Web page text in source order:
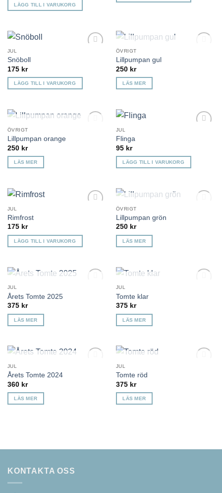
LÄGG TILL I VARUKORG
JUL
Snöboll
175 kr
LÄGG TILL I VARUKORG
ÖVRIGT
Lillpumpan gul
250 kr
LÄS MER
ÖVRIGT
Lillpumpan orange
250 kr
LÄS MER
JUL
Flinga
95 kr
LÄGG TILL I VARUKORG
JUL
Rimfrost
175 kr
LÄGG TILL I VARUKORG
ÖVRIGT
Lillpumpan grön
250 kr
LÄS MER
JUL
Årets Tomte 2025
375 kr
LÄS MER
JUL
Tomte klar
375 kr
LÄS MER
JUL
Årets Tomte 2024
360 kr
LÄS MER
JUL
Tomte röd
375 kr
LÄS MER
KONTAKTA OSS